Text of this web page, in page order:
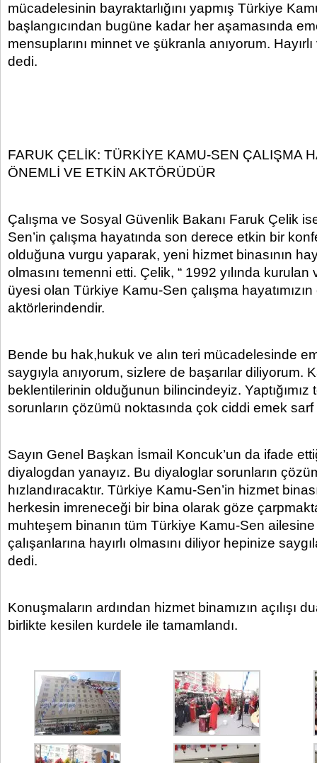
mücadelesinin bayraktarlığını yapmış Türkiye
başlangıcından bugüne kadar her aşamasında
mensuplarını minnet ve şükranla anıyorum.
dedi.
FARUK ÇELİK: TÜRKİYE KAMU-SEN ÇALIŞMA
ÖNEMLİ VE ETKİN AKTÖRÜDÜR
Çalışma ve Sosyal Güvenlik Bakanı Faruk Çelik
Sen’in çalışma hayatında son derece etkin bir
olduğuna vurgu yaparak, yeni hizmet binasının
olmasını temenni etti. Çelik, “ 1992 yılında
üyesi olan Türkiye Kamu-Sen çalışma
aktörlerindendir.
Bende bu hak,hukuk ve alın teri mücadelesinde
saygıyla anıyorum, sizlere de başarılar diliyorum.
beklentilerinin olduğunun bilincindeyiz. Yaptığımız
sorunların çözümü noktasında çok ciddi emek
Sayın Genel Başkan İsmail Koncuk’un da ifade
diyalogdan yanayız. Bu diyaloglar sorunların
hızlandıracaktır. Türkiye Kamu-Sen’in hizmet
herkesin imreneceği bir bina olarak göze
muhteşem binanın tüm Türkiye Kamu-Sen
çalışanlarına hayırlı olmasını diliyor hepinize
dedi.
Konuşmaların ardından hizmet binamızın açılışı
birlikte kesilen kurdele ile tamamlandı.